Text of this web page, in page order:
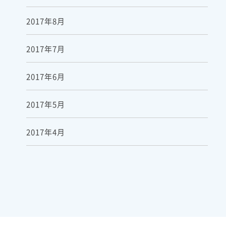
2017年8月
2017年7月
2017年6月
2017年5月
2017年4月